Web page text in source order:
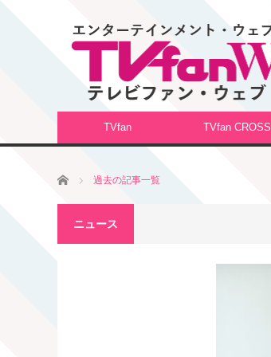
TVfan TVfan CROSS
ホーム 過去の記事一覧
ニュース